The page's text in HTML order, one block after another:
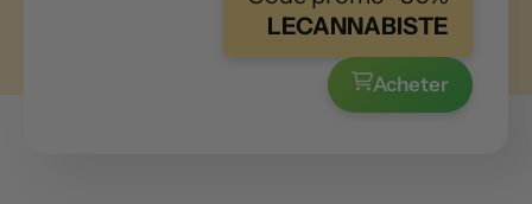
LECANNABISTE
Acheter